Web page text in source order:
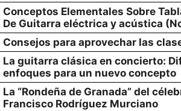
Conceptos Elementales Sobre
De Guitarra eléctrica y acústica
Consejos para aprovechar las
La guitarra clásica en concierto:
enfoques para un nuevo concepto
La “Rondeña de Granada” del
Francisco Rodríguez Murciano